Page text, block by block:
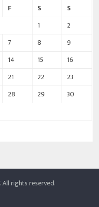
F S
S
1
2
7 8
9
14 15
16
21 22
23
28 29
30
. All rights reserved.